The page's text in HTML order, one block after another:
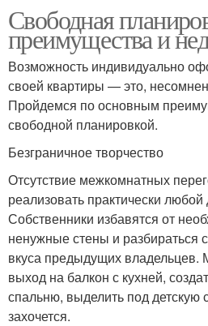
Свободная
преимущества и
Возможность индивидуально
своей квартиры — это,
Пройдемся по основным
свободной планировкой.
Безграничное творчество
Отсутствие межкомнатных
реализовать практически любой
Собственники избавятся от
ненужные стены и разбираться
вкуса предыдущих владельцев.
выход на балкон с кухней,
спальню, выделить под детскую
захочется.